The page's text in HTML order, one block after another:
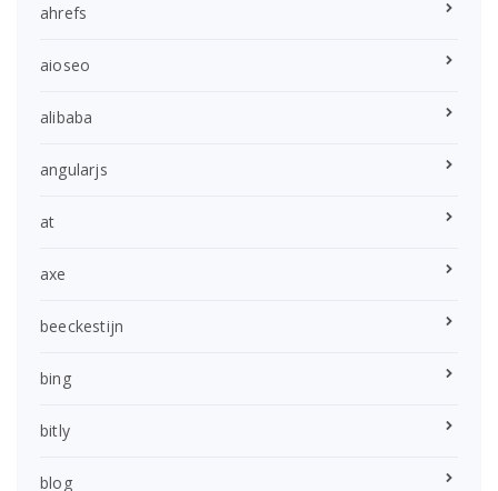
ahrefs
aioseo
alibaba
angularjs
at
axe
beeckestijn
bing
bitly
blog